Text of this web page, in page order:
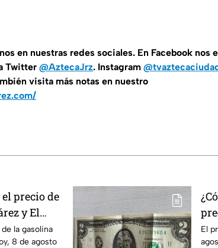
en nuestras redes sociales. En Facebook nos
Twitter @AztecaJrz. Instagram
visita más notas en nuestro
el precio de
y El
la gasolina
8 de agosto
El